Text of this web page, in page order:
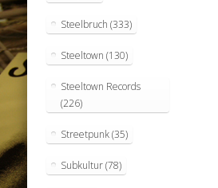
Steelbruch (333)
Steeltown (130)
Steeltown Records
(226)
Streetpunk(35)
Subkultur(78)